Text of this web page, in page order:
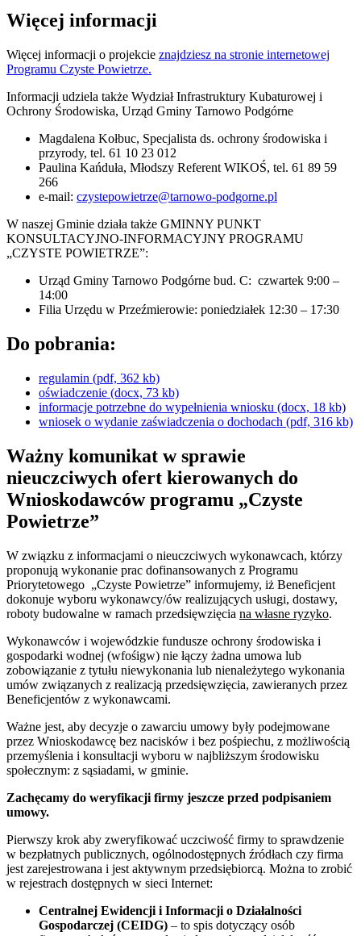
Więcej informacji
Więcej informacji o projekcie znajdziesz na stronie internetowej
Programu Czyste Powietrze.
Informacji udziela także Wydział Infrastruktury Kubaturowej i
Ochrony Środowiska, Urząd Gminy Tarnowo Podgórne
Magdalena Kołbuc, Specjalista ds. ochrony środowiska i
przyrody, tel. 61 10 23 012
Paulina Kańduła, Młodszy Referent WIKOŚ, tel. 61 89 59
266
e-mail: czystepowietrze@tarnowo-podgorne.pl
W naszej Gminie działa także GMINNY PUNKT
KONSULTACYJNO-INFORMACYJNY PROGRAMU
„CZYSTE POWIETRZE”:
Urząd Gminy Tarnowo Podgórne bud. C: czwartek 9:00 –
14:00
Filia Urzędu w Przeźmierowie: poniedziałek 12:30 – 17:30
Do pobrania:
regulamin (pdf, 362 kb)
oświadczenie (docx, 73 kb)
informacje potrzebne do wypełnienia wniosku (docx, 18 kb)
wniosek o wydanie zaświadczenia o dochodach (pdf, 316 kb)
Ważny komunikat w sprawie
nieuczciwych ofert kierowanych do
Wnioskodawców programu „Czyste
Powietrze”
W związku z informacjami o nieuczciwych wykonawcach, którzy
proponują wykonanie prac dofinansowanych z Programu
Priorytetowego „Czyste Powietrze” informujemy, iż Beneficjent
dokonuje wyboru wykonawcy/ów realizujących usługi, dostawy,
roboty budowalne w ramach przedsięwzięcia na własne ryzyko.
Wykonawców i wojewódzkie fundusze ochrony środowiska i
gospodarki wodnej (wfośigw) nie łączy żadna umowa lub
zobowiązanie z tytułu niewykonania lub nienależytego wykonania
umów związanych z realizacją przedsięwzięcia, zawieranych przez
Beneficjentów z wykonawcami.
Ważne jest, aby decyzje o zawarciu umowy były podejmowane
przez Wnioskodawcę bez nacisków i bez pośpiechu, z możliwością
przemyślenia i konsultacji wyboru w najbliższym środowisku
społecznym: z sąsiadami, w gminie.
Zachęcamy do weryfikacji firmy jeszcze przed podpisaniem
umowy.
Pierwszy krok aby zweryfikować uczciwość firmy to sprawdzenie
w bezpłatnych publicznych, ogólnodostępnych źródłach czy firma
jest zarejestrowana i jest aktywnym przedsiębiorcą. Można to zrobić
w rejestrach dostępnych w sieci Internet:
Centralnej Ewidencji i Informacji o Działalności
Gospodarczej (CEIDG) – to spis dotyczący osób